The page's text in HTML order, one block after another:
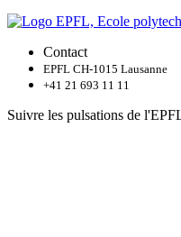
Contact
EPFL CH-1015 Lausanne
+41 21 693 11 11
Suivre les pulsations de